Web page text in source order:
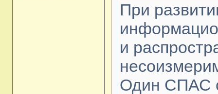
При
и
Один СПАС